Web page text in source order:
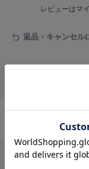
エトレトウキョウ
ey
FRAY I.D
フレイアイディー
レビューはマ
返品・キャンセル
シューズの人気ラン